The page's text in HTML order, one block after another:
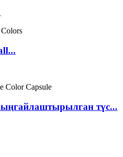
түс...